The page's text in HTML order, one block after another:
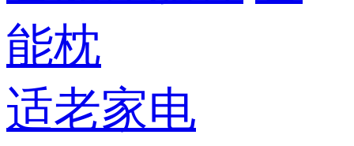
能枕
适老家电